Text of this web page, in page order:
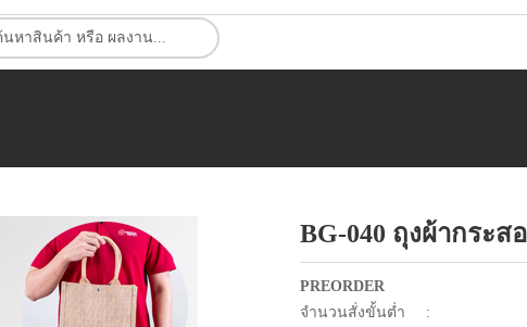
BG-040 ถุงผ้ากระ
PREORDER
จำนวนสั่งขั้นต่ำ :